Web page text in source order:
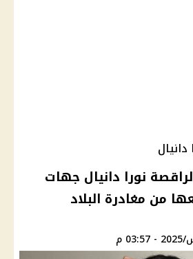
نورا دانيال جهات
من مغادرة البلاد